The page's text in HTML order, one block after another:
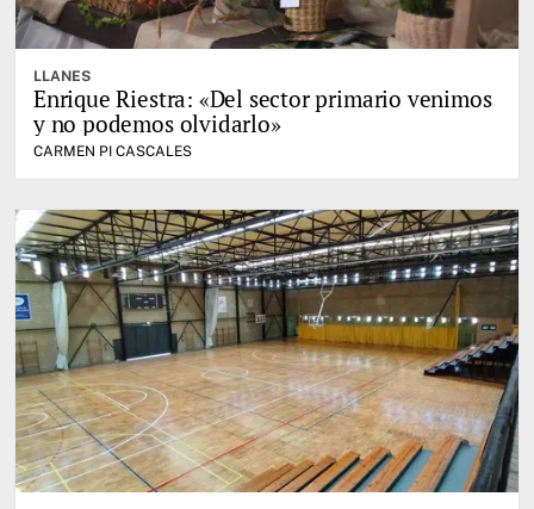
LLANES
Enrique Riestra: «Del sector primario venimos
y no podemos olvidarlo»
CARMEN PI CASCALES